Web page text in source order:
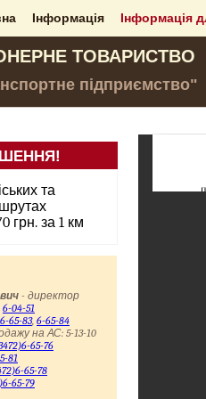
ТОВАРИСТВО
підприємство"
Інформація Інформація
та
грн. за 1 км
- директор
6-04-51
65-83, 6-65-84
на АС: 5-13-10
65-76
81
65-78
65-79